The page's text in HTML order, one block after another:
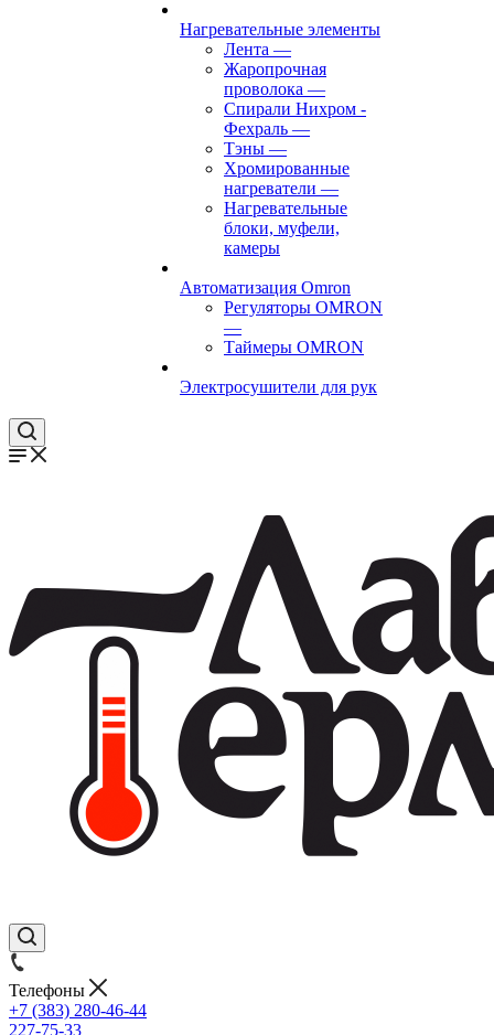
Нагревательные элементы
Лента —
Жаропрочная
проволока —
Спирали Нихром -
Фехраль —
Тэны —
Хромированные
нагреватели —
Нагревательные
блоки, муфели,
камеры
Автоматизация Omron
Регуляторы OMRON
—
Таймеры OMRON
Электросушители для рук
Телефоны
+7 (383) 280-46-44
227-75-33